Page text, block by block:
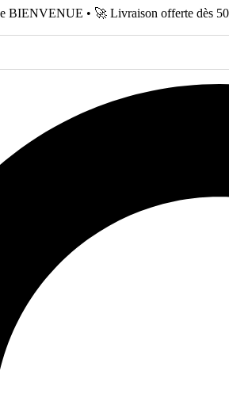
BIENVENUE • 🚀 Livraison offerte dès